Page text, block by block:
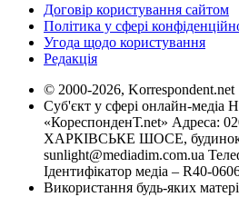
Договір користування сайтом
Політика у сфері
Угода щодо користування
Редакція
© 2000-2026, Korrespondent.net
Суб'єкт у сфері онлайн-медіа
«КореспонденТ.net» Адреса:
ХАРКІВСЬКЕ ШОСЕ, будинок
sunlight@mediadim.com.ua
Ідентифікатор медіа – R40-
Використання будь-яких